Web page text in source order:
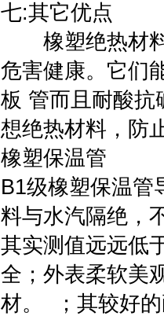
七:其它优点
橡塑绝热材料
危害健康。它们
板 管而且耐酸抗
想绝热材料，防
橡塑保温管
B1级橡塑保温管
料与水汽隔绝，
其实测值远远低
全；外表柔软美
材。 ；其较好